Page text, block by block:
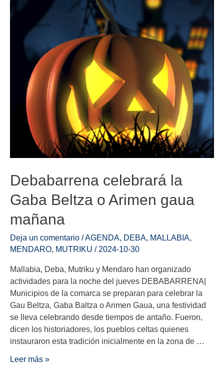
Debabarrena celebrará la
Gaba Beltza o Arimen gaua
mañana
Deja un comentario /AGENDA, DEBA, MALLABIA,
MENDARO, MUTRIKU / 2024-10-30
Mallabia, Deba, Mutriku y Mendaro han organizado
actividades para la noche del jueves DEBABARRENA|
Municipios de la comarca se preparan para celebrar la
Gau Beltza, Gaba Baltza o Arimen Gaua, una festividad
se lleva celebrando desde tiempos de antaño. Fueron,
dicen los historiadores, los pueblos celtas quienes
instauraron esta tradición inicialmente en la zona de …
Leer más »